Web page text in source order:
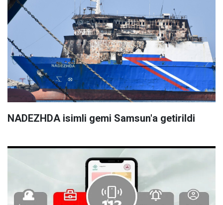
NADEZHDA isimli gemi Samsun'a getirildi